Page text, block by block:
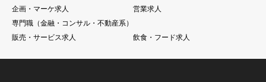
企画・マーケ求人
営業求人
専門職（金融・コンサル・不動産系）
販売・サービス求人
飲食・フード求人